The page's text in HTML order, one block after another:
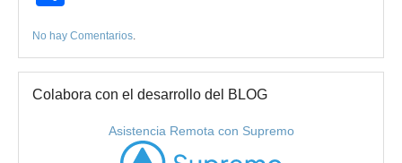
No hay Comentarios.
Colabora con el desarrollo del BLOG
Asistencia Remota con Supremo